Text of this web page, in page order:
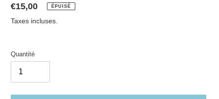
Prix
normal
€15,00 ÉPUISÉ
Taxes incluses.
Quantité